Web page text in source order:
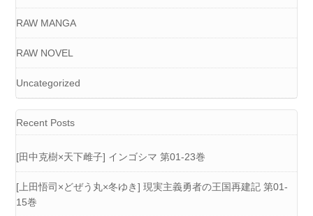
RAW MANGA
RAW NOVEL
Uncategorized
Recent Posts
[田中克樹×天下雌子] インゴシマ 第01-23巻
[上田悟司×どぜう丸×冬ゆき] 現実主義勇者の王国再建記 第01-
15巻